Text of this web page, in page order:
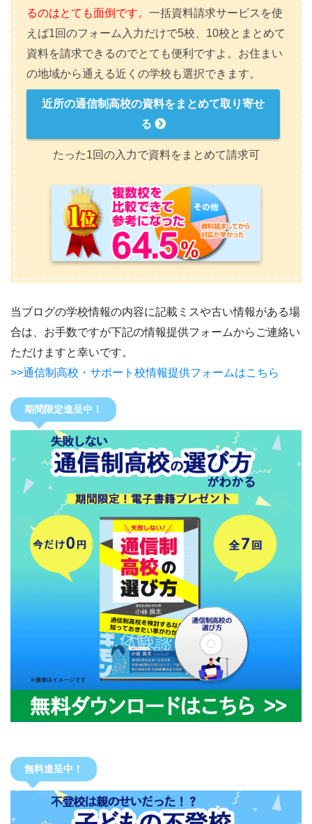
るのはとても面倒です。 一括資料請求サービスを使
えば1回のフォーム入力だけで5校、10校とまとめて
資料を請求できるのでとても便利ですよ。お住まい
の地域から通える近くの学校も選択できます。
近所の通信制高校の資料をまとめて取り寄せ
る
たった1回の入力で資料をまとめて請求可
当ブログの学校情報の内容に記載ミスや古い情報がある場
合は、お手数ですが下記の情報提供フォームからご連絡い
ただけますと幸いです。
>>通信制高校・サポート校情報提供フォームはこちら
期間限定進呈中！
無料進呈中！